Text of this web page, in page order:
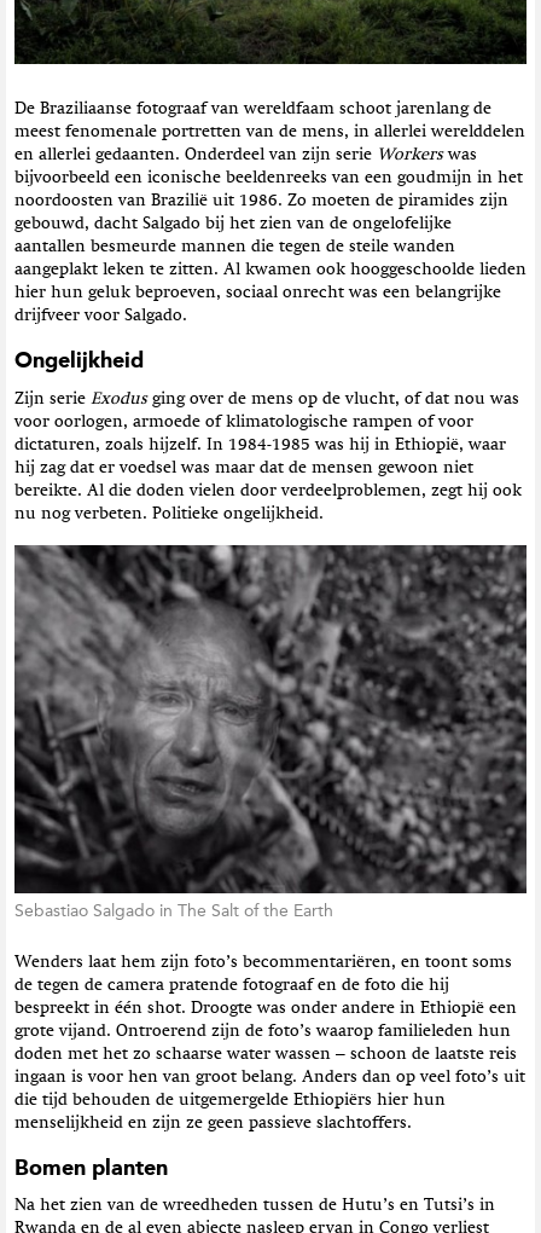
De Braziliaanse fotograaf van wereldfaam schoot jarenlang de
meest fenomenale portretten van de mens, in allerlei werelddelen
en allerlei gedaanten. Onderdeel van zijn serie Workerswas
bijvoorbeeld een iconische beeldenreeks van een goudmijn in het
noordoosten van Brazilië uit 1986. Zo moeten de piramides zijn
gebouwd, dacht Salgado bij het zien van de ongelofelijke
aantallen besmeurde mannen die tegen de steile wanden
aangeplakt leken te zitten. Al kwamen ook hooggeschoolde lieden
hier hun geluk beproeven, sociaal onrecht was een belangrijke
drijfveer voor Salgado.
Ongelijkheid
Zijn serie Exodusging over de mens op de vlucht, of dat nou was
voor oorlogen, armoede of klimatologische rampen of voor
dictaturen, zoals hijzelf. In 1984-1985 was hij in Ethiopië, waar
hij zag dat er voedsel was maar dat de mensen gewoon niet
bereikte. Al die doden vielen door verdeelproblemen, zegt hij ook
nu nog verbeten. Politieke ongelijkheid.
Sebastiao Salgado in The Salt of the Earth
Wenders laat hem zijn foto’s becommentariëren, en toont soms
de tegen de camera pratende fotograaf en de foto die hij
bespreekt in één shot. Droogte was onder andere in Ethiopië een
grote vijand. Ontroerend zijn de foto’s waarop familieleden hun
doden met het zo schaarse water wassen – schoon de laatste reis
ingaan is voor hen van groot belang. Anders dan op veel foto’s uit
die tijd behouden de uitgemergelde Ethiopiërs hier hun
menselijkheid en zijn ze geen passieve slachtoffers.
Bomen planten
Na het zien van de wreedheden tussen de Hutu’s en Tutsi’s in
Rwanda en de al even abjecte nasleep ervan in Congo verliest